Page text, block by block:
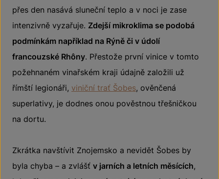
přes den nasává sluneční teplo a v noci je zase
intenzivně vyzařuje. Zdejší mikroklima se podobá
podmínkám například na Rýně či v údolí
francouzské Rhôny. Přestože první vinice v tomto
požehnaném vinařském kraji údajně založili už
římští legionáři, viniční trať Šobes, ověnčená
superlativy, je dodnes onou pověstnou třešničkou
na dortu.
Zkrátka navštívit Znojemsko a nevidět Šobes by
byla chyba – a zvlášť v jarních a letních měsících,